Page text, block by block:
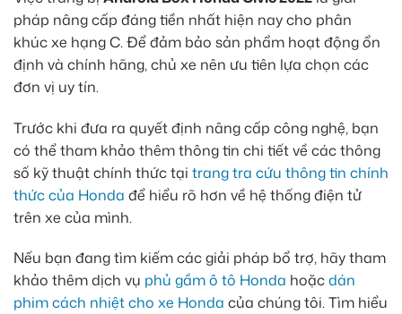
pháp nâng cấp đáng tiền nhất hiện nay cho phân
khúc xe hạng C. Để đảm bảo sản phẩm hoạt động ổn
định và chính hãng, chủ xe nên ưu tiên lựa chọn các
đơn vị uy tín.
Trước khi đưa ra quyết định nâng cấp công nghệ, bạn
có thể tham khảo thêm thông tin chi tiết về các thông
số kỹ thuật chính thức tại trang tra cứu thông tin chính
thức của Honda để hiểu rõ hơn về hệ thống điện tử
trên xe của mình.
Nếu bạn đang tìm kiếm các giải pháp bổ trợ, hãy tham
khảo thêm dịch vụ phủ gầm ô tô Honda hoặcdán
phim cách nhiệt cho xe Honda của chúng tôi. Tìm hiểu